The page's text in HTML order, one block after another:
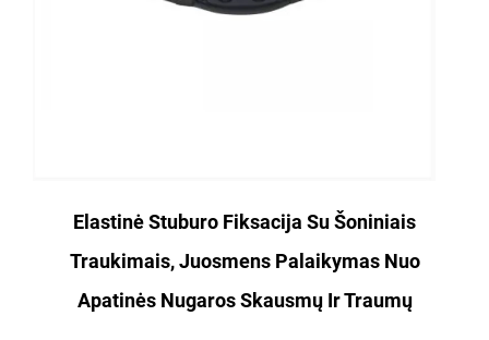
Elastinė Stuburo Fiksacija Su Šoniniais
Traukimais, Juosmens Palaikymas Nuo
Apatinės Nugaros Skausmų Ir Traumų